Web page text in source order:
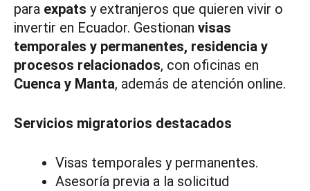
para expats y extranjeros que quieren vivir o
invertir en Ecuador. Gestionan visas
temporales y permanentes, residencia y
procesos relacionados, con oficinas en
Cuenca y Manta, además de atención online.
Servicios migratorios destacados
Visas temporales y permanentes.
Asesoría previa a la solicitud